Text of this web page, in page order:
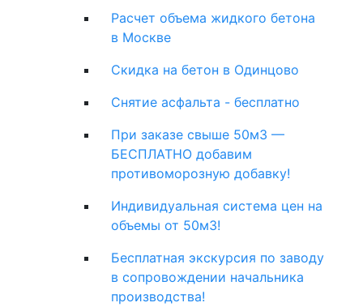
Расчет объема жидкого бетона
в Москве
Скидка на бетон в Одинцово
Снятие асфальта - бесплатно
При заказе свыше 50м3 —
БЕСПЛАТНО добавим
противоморозную добавку!
Индивидуальная система цен на
объемы от 50м3!
Бесплатная экскурсия по заводу
в сопровождении начальника
производства!